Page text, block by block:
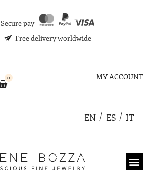
Secure pay
Free delivery worldwide
0 MY ACCOUNT
EN ES IT